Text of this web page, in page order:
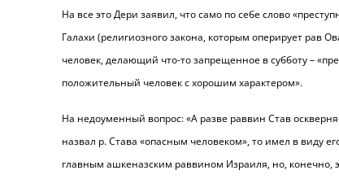
На все это Дери заявил, что само по себе слово
Галахи (религиозного закона, которым оперирует рав
человек, делающий что-то запрещенное в субботу –
положительный человек с хорошим характером».
На недоуменный вопрос: «А разве раввин Став
назвал р. Става «опасным человеком», то имел в виду
главным ашкеназским раввином Израиля, но, конечно,